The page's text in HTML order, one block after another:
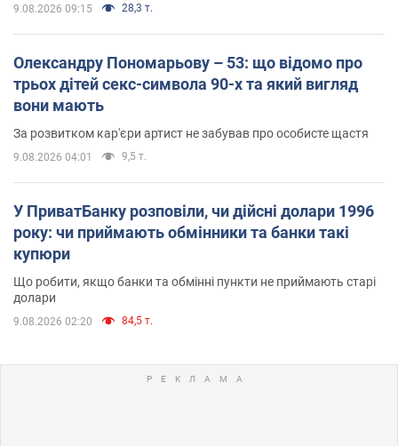
9.08.2026 09:15 28,3 т.
Олександру Пономарьову – 53: що відомо про
трьох дітей секс-символа 90-х та який вигляд
вони мають
За розвитком кар'єри артист не забував про особисте щастя
9.08.2026 04:01 9,5 т.
У ПриватБанку розповіли, чи дійсні долари 1996
року: чи приймають обмінники та банки такі
купюри
Що робити, якщо банки та обмінні пункти не приймають старі
долари
9.08.2026 02:20 84,5 т.